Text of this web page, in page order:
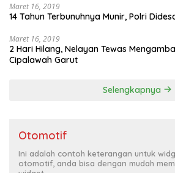
Maret 16, 2019
14 Tahun Terbunuhnya Munir, Polri
Maret 16, 2019
2 Hari Hilang, Nelayan Tewas
Cipalawah Garut
Selengkapnya
Otomotif
Ini adalah contoh keterangan untuk
otomotif, anda bisa dengan mudah